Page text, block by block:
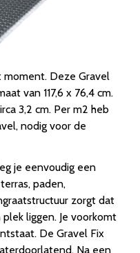
Deze Gravel
van 117,6 x 76,4 cm.
3,2 cm. Per m2 heb
nodig voor de
je eenvoudig een
paden,
zorgt dat
liggen. Je voorkomt
De Gravel Fix
Na een